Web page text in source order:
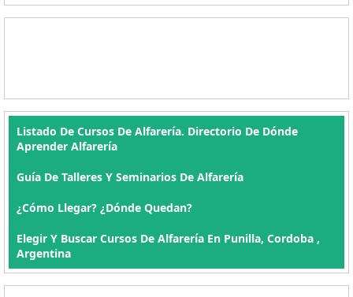
Listado De Cursos De Alfarería. Directorio De Dónde
Aprender Alfarería
Guía De Talleres Y Seminarios De Alfarería
¿Cómo Llegar? ¿Dónde Quedan?
Elegir Y Buscar Cursos De Alfarería En Punilla, Cordoba ,
Argentina